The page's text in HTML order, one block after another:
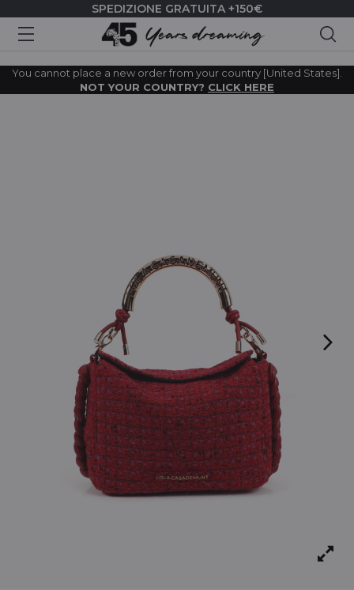
SPEDIZIONE GRATUITA +150€
You cannot place a new order from your country [United States].
NOT YOUR COUNTRY? CLICK HERE